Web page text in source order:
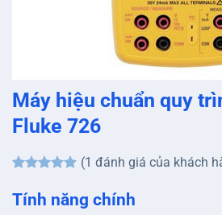
Máy hiệu chuẩn quy
Fluke 726
dựa trên
đánh giá
(1 đánh giá của khách
Tính năng chính